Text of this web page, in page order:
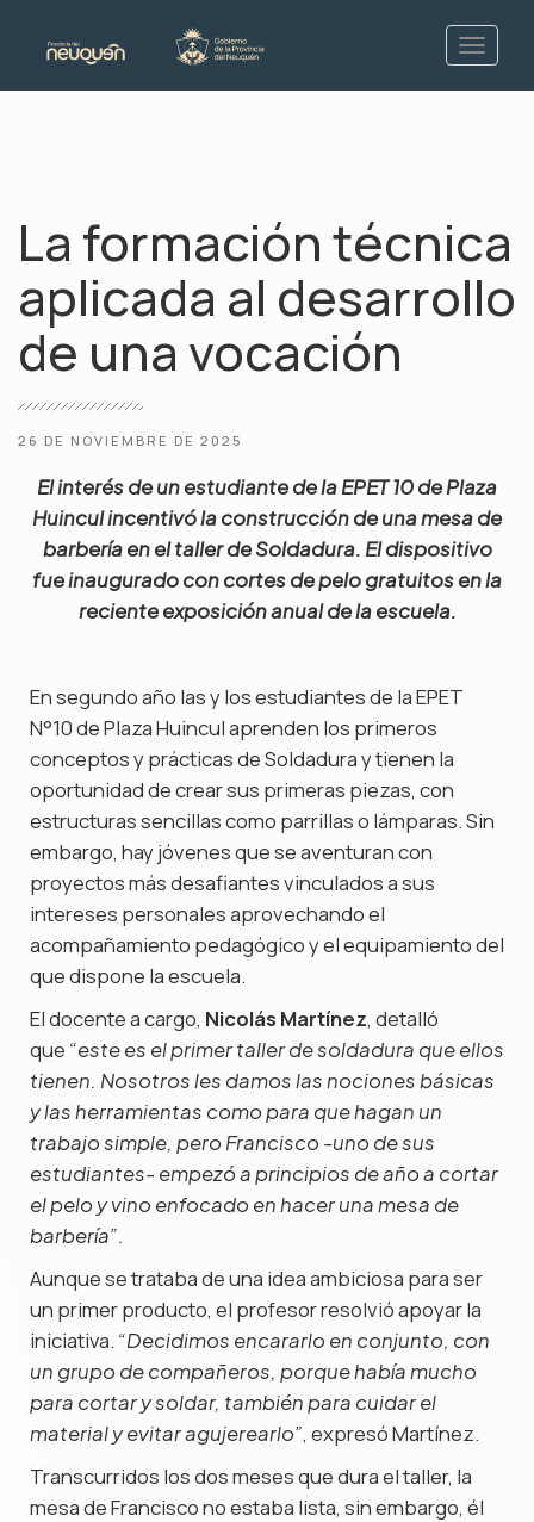
La formación técnica
aplicada al desarrollo
de una vocación
26 DE NOVIEMBRE DE 2025
El interés de un estudiante de la EPET 10 de Plaza
Huincul incentivó la construcción de una mesa de
barbería en el taller de Soldadura. El dispositivo
fue inaugurado con cortes de pelo gratuitos en la
reciente exposición anual de la escuela.
En segundo año las y los estudiantes de la EPET
N°10 de Plaza Huincul aprenden los primeros
conceptos y prácticas de Soldadura y tienen la
oportunidad de crear sus primeras piezas, con
estructuras sencillas como parrillas o lámparas. Sin
embargo, hay jóvenes que se aventuran con
proyectos más desafiantes vinculados a sus
intereses personales aprovechando el
acompañamiento pedagógico y el equipamiento del
que dispone la escuela.
El docente a cargo, Nicolás Martínez, detalló
que “este es el primer taller de soldadura que ellos
tienen. Nosotros les damos las nociones básicas
y las herramientas como para que hagan un
trabajo simple, pero Francisco -uno de sus
estudiantes- empezó a principios de año a cortar
el pelo y vino enfocado en hacer una mesa de
barbería”.
Aunque se trataba de una idea ambiciosa para ser
un primer producto, el profesor resolvió apoyar la
iniciativa. “Decidimos encararlo en conjunto, con
un grupo de compañeros, porque había mucho
para cortar y soldar, también para cuidar el
material y evitar agujerearlo”, expresó Martínez.
Transcurridos los dos meses que dura el taller, la
mesa de Francisco no estaba lista, sin embargo, él